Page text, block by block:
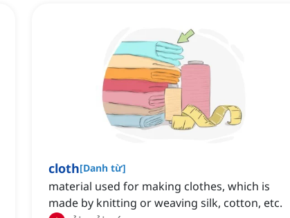
cloth[Danh từ]
material used for making clothes, which is
made by knitting or weaving silk, cotton, etc.